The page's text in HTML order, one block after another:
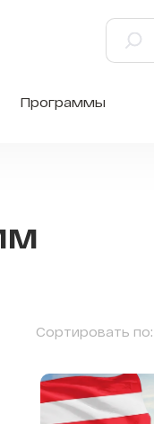
Программы
Сортировать по: